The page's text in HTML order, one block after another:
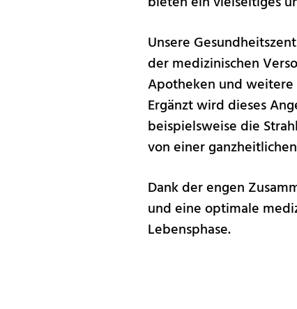
Unsere
der medizinischen
Apotheken und weitere
Ergänzt wird dieses
beispielsweise die
von einer
Dank der engen
und eine optimale
Lebensphase.